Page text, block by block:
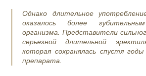
Однако длительное
оказалось более
организма. Представители
серьезной длительной
которая сохранялась спустя
препарата.